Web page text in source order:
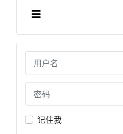
用户名
密码
记住我